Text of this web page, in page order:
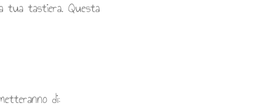
tua tastiera. Questa
di: